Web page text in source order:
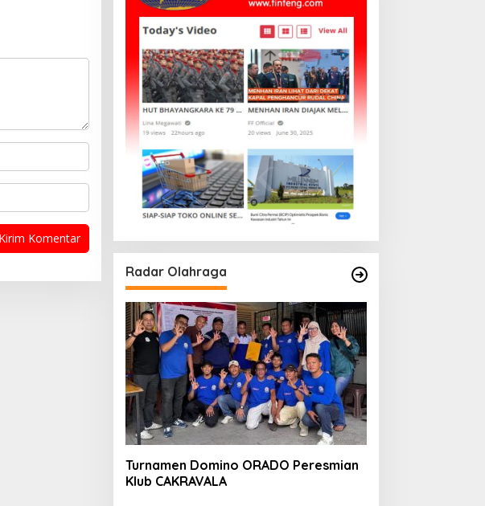
Radar Olahraga
Turnamen Domino ORADO Peresmian
Klub CAKRAVALA